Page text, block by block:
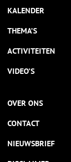
KALENDER
THEMA’S
ACTIVITEITEN
VIDEO’S
OVER ONS
CONTACT
NIEUWSBRIEF